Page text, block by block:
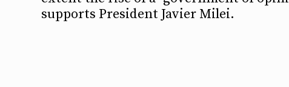
supports President Javier Milei.